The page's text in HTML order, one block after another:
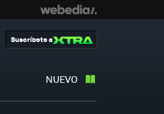
NUEVO
Suscríbete a